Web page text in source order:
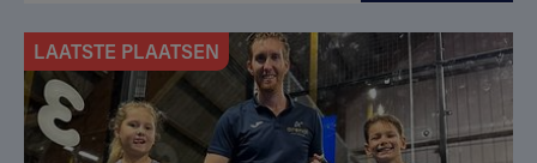
LAATSTE PLAATSEN